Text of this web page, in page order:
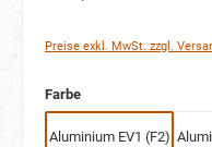
Preise exkl. MwSt. zzgl.
Farbeauswählen
Aluminium EV1 (F2)